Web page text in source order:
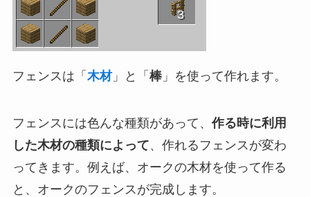
3
フェンスは「 木材」と「 棒」を使って作れます。
フェンスには色んな種類があって、 作る時に利用
した木材の種類によって、作れるフェンスが変わ
ってきます。例えば、オークの木材を使って作る
と、オークのフェンスが完成します。